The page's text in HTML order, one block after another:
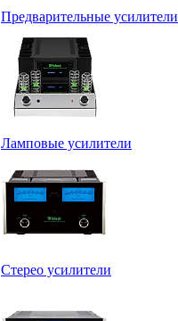
Предварительные усилители
Ламповые усилители
Стерео усилители